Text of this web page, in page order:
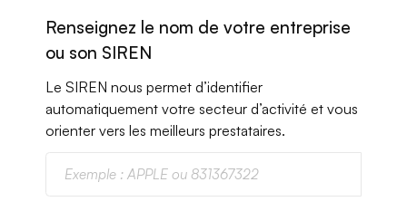
Renseignez le nom de votre entreprise
ou son SIREN
Le SIREN nous permet d’identifier
automatiquement votre secteur d’activité et vous
orienter vers les meilleurs prestataires.